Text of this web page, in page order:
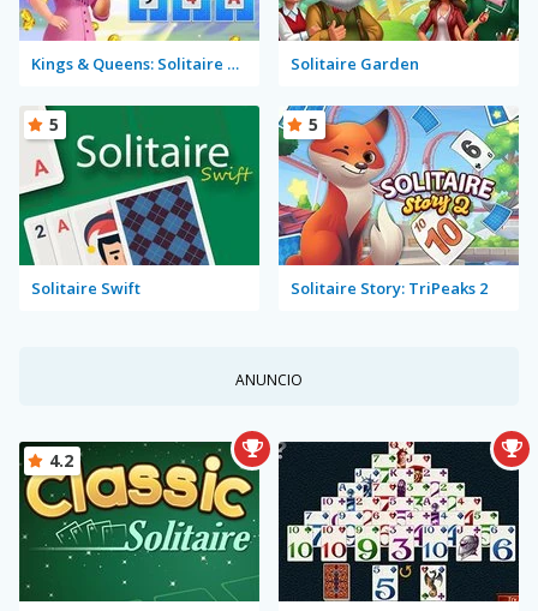
Kings & Queens: Solitaire Tripeaks Solitaire Garden
Solitaire Swift
5
Solitaire Story: TriPeaks 2
5
ANUNCIO
4.2